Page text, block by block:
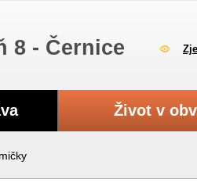
8 - Černice
Život v